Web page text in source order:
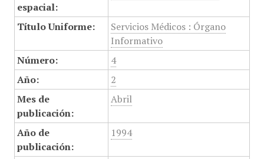
espacial:
Título Uniforme:
Servicios Médicos : Órgano
Informativo
Número:
4
Año:
2
Mes de
publicación:
Abril
Año de
publicación:
1994